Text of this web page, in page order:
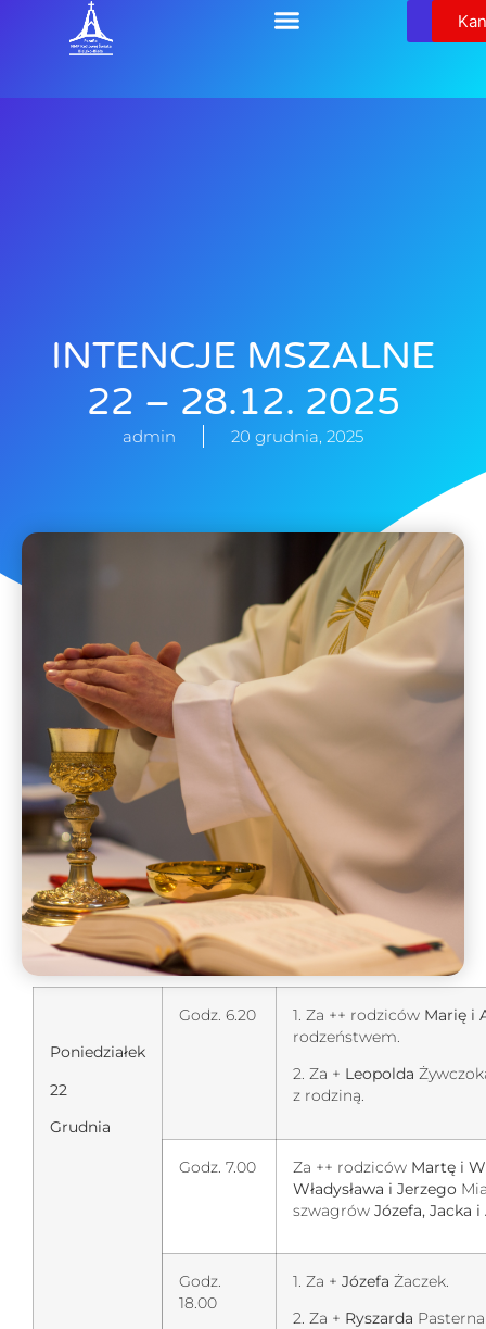
INTENCJE MSZALNE
22 – 28.12. 2025
admin 20 grudnia, 2025
Poniedziałek
22
Grudnia
Godz. 6.20 1. Za ++ rodziców Marię i
rodzeństwem.
2. Za + Leopolda
z rodziną.
Godz. 7.00 Za ++ rodziców Martę i
Władysława i Jerzego
szwagrów Józefa, Jacka i
Godz.
18.00
1. Za + Józefa Żaczek.
2. Za + Ryszarda